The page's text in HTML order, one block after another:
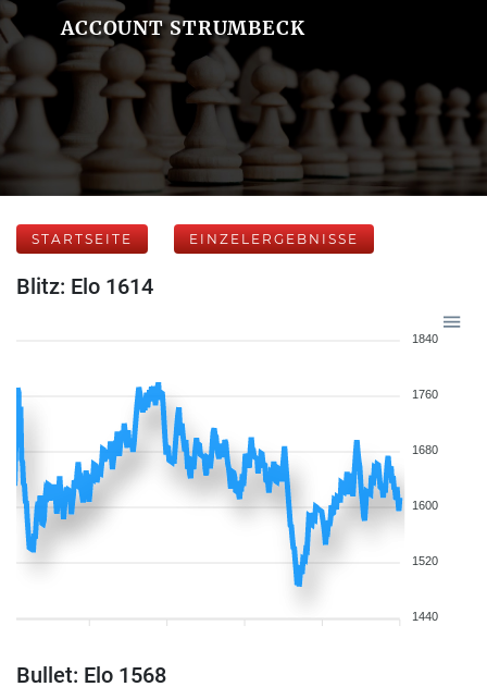
ACCOUNT STRUMBECK
STARTSEITE EINZELERGEBNISSE
Blitz: Elo 1614
1840
1760
1680
1600
1520
1440
Bullet: Elo 1568